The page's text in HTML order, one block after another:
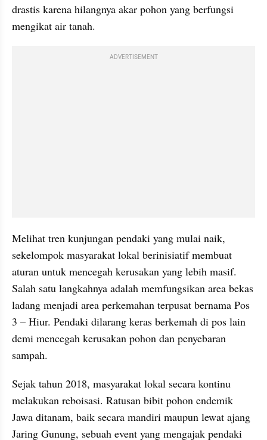
drastis karena hilangnya akar pohon yang berfungsi
mengikat air tanah.
ADVERTISEMENT
Melihat tren kunjungan pendaki yang mulai naik,
sekelompok masyarakat lokal berinisiatif membuat
aturan untuk mencegah kerusakan yang lebih masif.
Salah satu langkahnya adalah memfungsikan area bekas
ladang menjadi area perkemahan terpusat bernama Pos
3 – Hiur. Pendaki dilarang keras berkemah di pos lain
demi mencegah kerusakan pohon dan penyebaran
sampah.
Sejak tahun 2018, masyarakat lokal secara kontinu
melakukan reboisasi. Ratusan bibit pohon endemik
Jawa ditanam, baik secara mandiri maupun lewat ajang
Jaring Gunung, sebuah event yang mengajak pendaki